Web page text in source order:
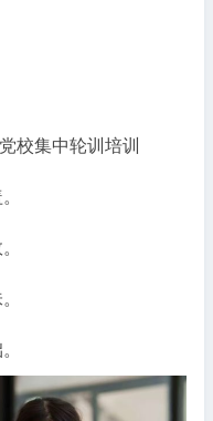
校集中轮训培训